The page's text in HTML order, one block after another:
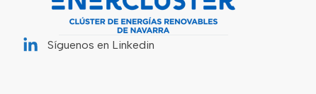
Síguenos en Linkedin